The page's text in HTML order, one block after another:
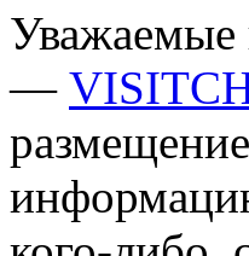
Уважаемые
—